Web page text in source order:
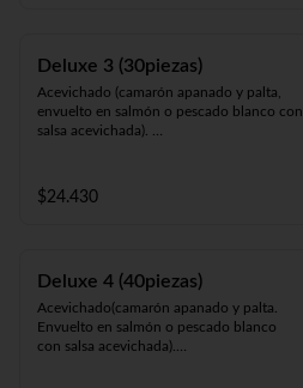
Deluxe 3 (30piezas)
Acevichado (camarón apanado y palta,
envuelto en salmón o pescado blanco con
salsa acevichada).
maracuyá).
Galápagos (salmón, queso y cebollín,
$24.430
Deluxe 4 (40piezas)
Acevichado(camarón apanado y palta.
Envuelto en salmón o pescado blanco
con salsa acevichada).